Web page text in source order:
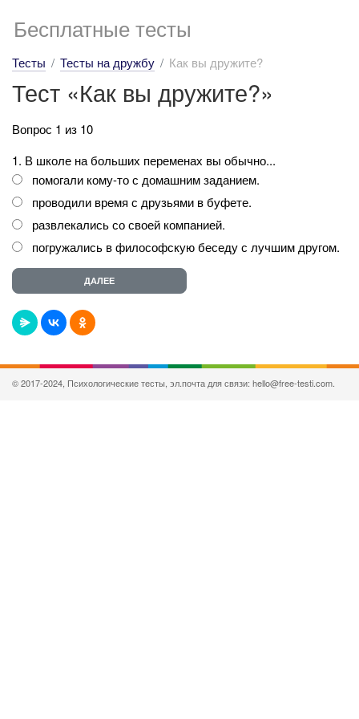
Бесплатные тесты
Тесты Тесты на дружбу Как вы дружите?
Тест «Как вы дружите?»
Вопрос 1 из 10
1. В школе на больших переменах вы обычно...
помогали кому-то с домашним заданием.
проводили время с друзьями в буфете.
развлекались со своей компанией.
погружались в философскую беседу с лучшим другом.
© 2017-2024, Психологические тесты, эл.почта для связи: hello@free-testi.com.